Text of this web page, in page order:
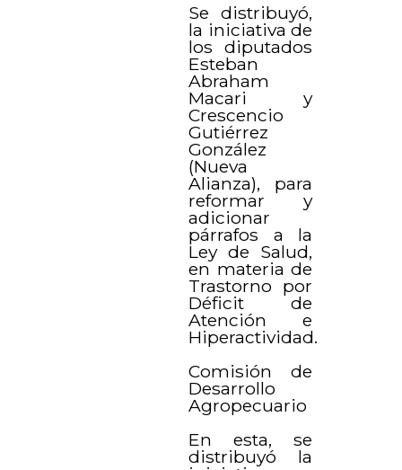
Se distribuyó,
la iniciativa de
los diputados
Esteban
Abraham
Macari y
Crescencio
Gutiérrez
González
(Nueva
Alianza), para
reformar y
adicionar
párrafos a la
Ley de Salud,
en materia de
Trastorno por
Déficit de
Atención e
Hiperactividad.
Comisión de
Desarrollo
Agropecuario
En esta, se
distribuyó la